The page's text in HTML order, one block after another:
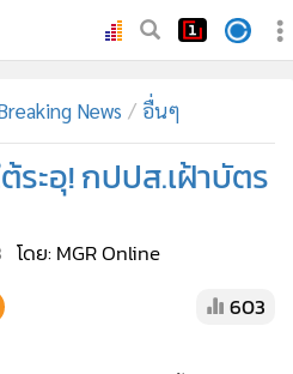
News อื่นๆ
ระอุ! กปปส.เฝ้าบัตร
โดย: MGR Online
603